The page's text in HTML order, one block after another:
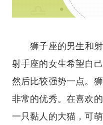
狮子座的男生和
射手座的女生希望自
然后比较强势一点。
非常的优秀。在喜欢
一只黏人的大猫，可